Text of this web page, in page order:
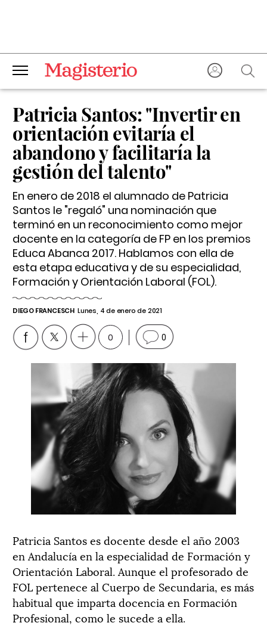
Patricia Santos: "Invertir en
orientación evitaría el
abandono y facilitaría la
gestión del talento"
En enero de 2018 el alumnado de Patricia
Santos le "regaló" una nominación que
terminó en un reconocimiento como mejor
docente en la categoría de FP en los premios
Educa Abanca 2017. Hablamos con ella de
esta etapa educativa y de su especialidad,
Formación y Orientación Laboral (FOL).
DIEGO FRANCESCH Lunes, 4 de enero de 2021
0 0
Patricia Santos es docente desde el año 2003
en Andalucía en la especialidad de Formación y
Orientación Laboral. Aunque el profesorado de
FOL pertenece al Cuerpo de Secundaria, es más
habitual que imparta docencia en Formación
Profesional, como le sucede a ella.